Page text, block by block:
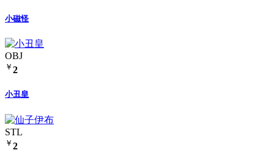
小磁怪
OBJ
￥ 2
小丑皇
STL
￥ 2